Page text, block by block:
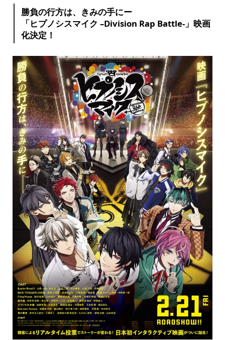
勝負の行方は、きみの手にー
「ヒプノシスマイク –Division Rap Battle-」映画
化決定！